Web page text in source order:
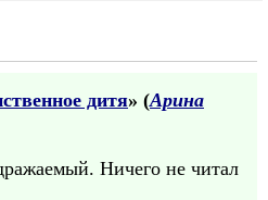
дитя» (Арина
Ничего не читал